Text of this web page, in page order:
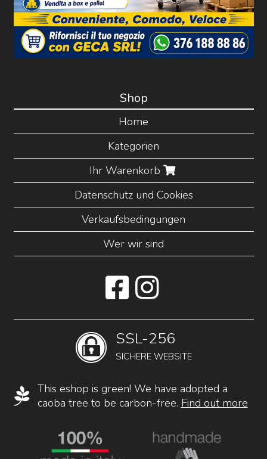
Shop
Home
Kategorien
Ihr Warenkorb
Datenschutz und Cookies
Verkaufsbedingungen
Wer wir sind
SSL-256
SICHERE WEBSITE
This eshop is green! We have adopted a
caoba tree to be carbon-free. Find out more